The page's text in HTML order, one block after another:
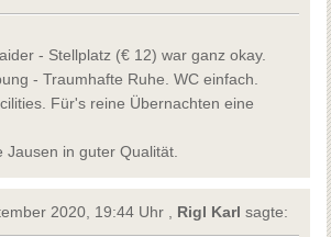
- Stellplatz (€ 12) war ganz okay.
- Traumhafte Ruhe. WC einfach.
Für's reine Übernachten eine
Jausen in guter Qualität.
2020, 19:44 Uhr , Rigl Karl sagte: